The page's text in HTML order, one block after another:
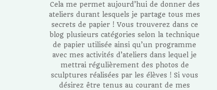
Cela me permet aujourd’hui de donner des
ateliers durant lesquels je partage tous mes
secrets de papier ! Vous trouverez dans ce
blog plusieurs catégories selon la technique
de papier utilisée ainsi qu’un programme
avec mes activités d’ateliers dans lequel je
mettrai régulièrement des photos de
sculptures réalisées par les élèves ! Si vous
désirez être tenus au courant de mes